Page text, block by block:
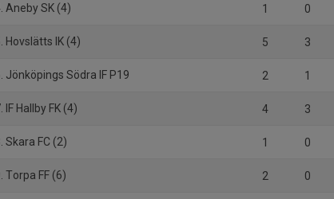
Aneby SK (4) 1 0
Hovslätts IK (4) 5 3
Jönköpings Södra IF P19 2 1
IF Hallby FK (4) 4 3
Skara FC (2) 1 0
Torpa FF (6) 2 0